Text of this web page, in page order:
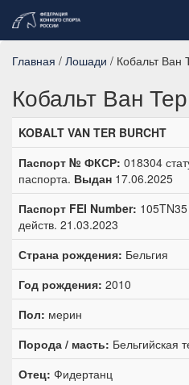
Главная / Лошади / Кобальт Ван
Кобальт Ван
KOBALT VAN TER BURCHT
Паспорт № ФКСР: 018304
паспорта. Выдан 17.06.2025
Паспорт FEI Number:
действ. 21.03.2023
Страна рождения: Бельгия
Год рождения: 2010
Пол: мерин
Порода / масть: Бельгийская
Отец: Фидертанц